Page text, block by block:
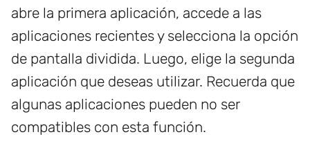
abre la primera aplicación, accede a las
aplicaciones recientes y selecciona la opción
de pantalla dividida. Luego, elige la segunda
aplicación que deseas utilizar. Recuerda que
algunas aplicaciones pueden no ser
compatibles con esta función.